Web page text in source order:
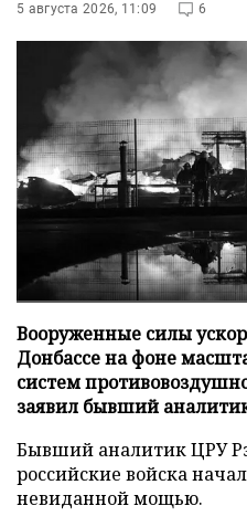
5 августа 2026, 11:09 6
Вооруженные силы
Донбассе на фоне
систем
заявил бывший
Бывший аналитик ЦРУ
российские войска
невиданной мощью.